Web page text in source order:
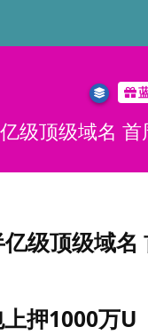
级顶级域名
亿级顶级域
押1000万U